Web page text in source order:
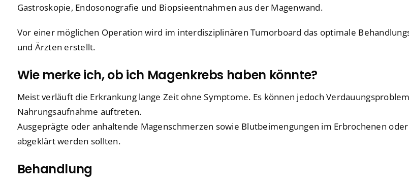
Gastroskopie, Endosonografie und Biopsieentnahmen aus der Magenwand.
Vor einer möglichen Operation wird im interdisziplinären Tumorboard das optimale
und Ärzten erstellt.
Wie merke ich, ob ich Magenkrebs haben könnte?
Meist verläuft die Erkrankung lange Zeit ohne Symptome. Es können jedoch
Nahrungsaufnahme auftreten.
Ausgeprägte oder anhaltende Magenschmerzen sowie Blutbeimengungen im Erbrochenen
abgeklärt werden sollten.
Behandlung